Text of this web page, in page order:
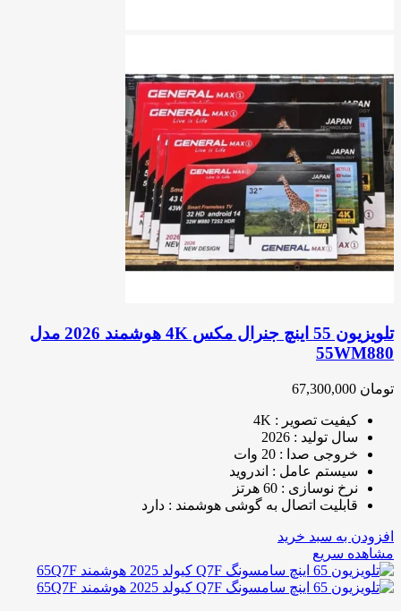
تلویزیون 55 اینچ جنرال مکس 4K هوشمند 2026 مدل
55WM880
تومان
کیفیت تصویر : 4K
سال تولید : 2026
خروجی صدا : 20 وات
سیستم عامل : اندروید
نرخ نوسازی : 60 هرتز
قابلیت اتصال به گوشی هوشمند : دارد
افزودن به سبد خرید
مشاهده سریع